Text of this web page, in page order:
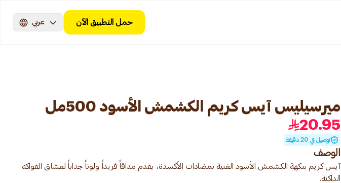
حمل التطبيق الآن عربي
ميرسيليس آيس كريم الكشمش الأسود 500مل
20.95
توصيل في 20 دقيقة
الوصف
آيس كريم بنكهة الكشمش الأسود الغنية بمضادات الأكسدة، يقدم مذاقاً فريداً ولوناً جذاباً لعشاق الفواكه
الداكنة.